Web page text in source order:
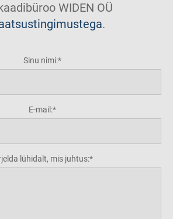
WIDEN OÜ
.
Sinu nimi:
E-mail:
lühidalt, mis juhtus: